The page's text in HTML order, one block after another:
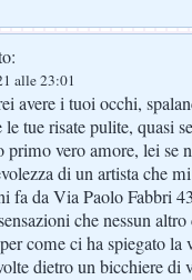
alle 23:01
avere i tuoi occhi,
le tue risate pulite, quasi
primo vero amore, lei se
di un artista che
fa da Via Paolo Fabbri
che nessun
come ci ha spiegato la
dietro un bicchiere di